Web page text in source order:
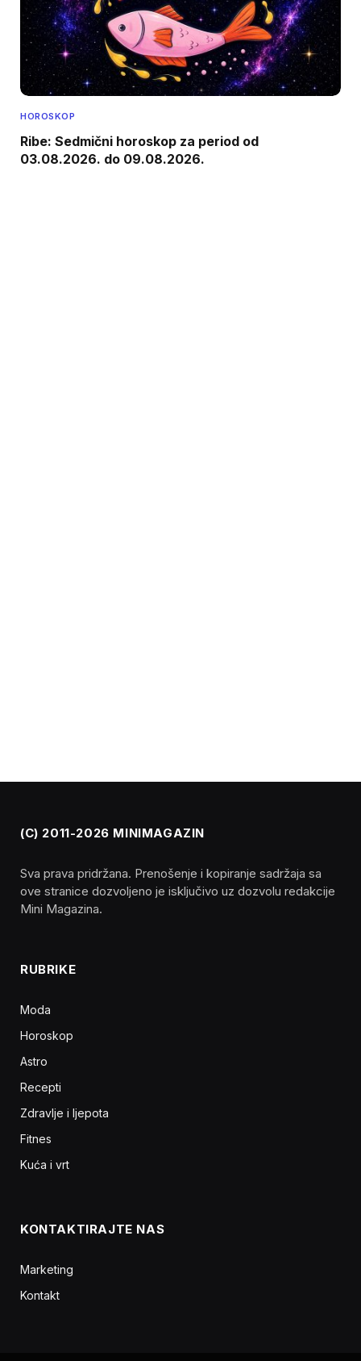
HOROSKOP
Ribe: Sedmični horoskop za period od
03.08.2026. do 09.08.2026.
(C) 2011-2026 MINIMAGAZIN
Sva prava pridržana. Prenošenje i kopiranje sadržaja sa
ove stranice dozvoljeno je isključivo uz dozvolu redakcije
Mini Magazina.
RUBRIKE
Moda
Horoskop
Astro
Recepti
Zdravlje i ljepota
Fitnes
Kuća i vrt
KONTAKTIRAJTE NAS
Marketing
Kontakt